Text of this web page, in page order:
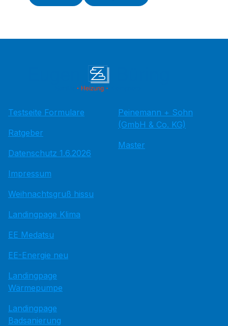
Testseite Formulare
Ratgeber
Datenschutz 1.6.2026
Impressum
Weihnachtsgruß hissu
Landingpage Klima
EE Medatsu
EE-Energie neu
Landingpage
Wärmepumpe
Landingpage
Badsanierung
Peinemann + Sohn
(GmbH & Co. KG)
Master